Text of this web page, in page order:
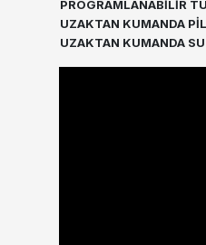
PROGRAMLANABİLİR
UZAKTAN KUMANDA
UZAKTAN KUMANDA